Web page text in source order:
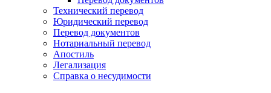
Технический перевод
Юридический перевод
Перевод документов
Нотариальный перевод
Апостиль
Легализация
Справка о несудимости